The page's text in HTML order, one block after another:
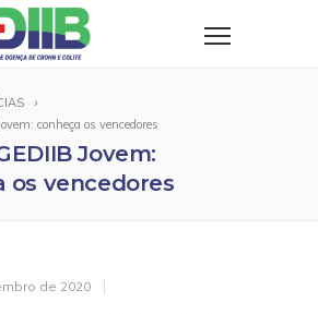
conheça os vencedores
Jovem:
os vencedores
de 2020